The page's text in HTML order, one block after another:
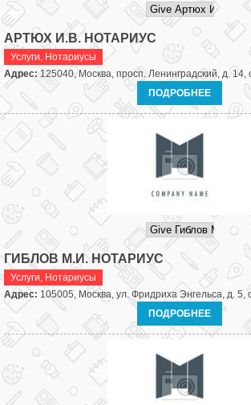
АРТЮХ И.В. НОТАРИУС
Услуги, Нотариусы
Адрес:125040, Москва, просп. Ленинградский, д. 14,
ПОДРОБНЕЕ
ГИБЛОВ М.И. НОТАРИУС
Услуги, Нотариусы
Адрес: 105005, Москва, ул. Фридриха Энгельса, д. 5,
ПОДРОБНЕЕ